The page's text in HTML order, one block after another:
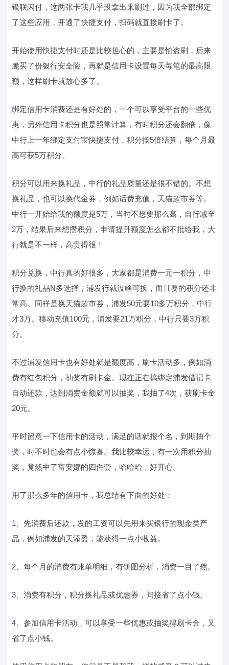
银联闪付，这两张卡我几乎没拿出来刷过，因为我全部绑定
了这些应用，开通了快捷支付，扫码就直接刷卡了。
开始使用快捷支付时还是比较担心的，主要是怕盗刷，后来
脆买了份银行安全险，再就是信用卡设置每天每笔的最高限
额，这样刷卡就放心多了。
绑定信用卡消费还是有好处的，一个可以享受平台的一些优
惠，另外信用卡积分也是照常计算，有时积分还会翻倍，像
中行上一年绑定支付宝快捷支付，积分按5倍结算，每个月最
高可获5万积分。
积分可以用来换礼品，中行的礼品质量还是很不错的。不想
换礼品，也可以换代金券，例如话费充值，天猫超市券等。
中行一开始给我的额度是5万，当时不想要那么高，自行减至
2万，结果后来想攒积分，申请提升额度怎么都不批给我，大
行就是不一样，高贵得很！
积分兑换，中行真的好很多，大家都是消费一元一积分，中
行换的礼品N多选择，浦发行就没啥可换，而且要的积分还非
常高。同样是换天猫超市券，浦发50元要10多万积分，中行
才3万。移动充值100元，浦发要21万积分，中行只要3万积
分。
不过浦发信用卡也有好处就是额度高，刷卡活动多，例如消
费有红包积分，抽奖有刷卡金。现在正在搞绑定浦发借记卡
自动还款，达到消费金额就可以抽奖，我抽了4次，获刷卡金
20元。
平时留意一下信用卡的活动，满足的话就报个名，到期抽个
奖，时不时也会有点小惊喜。我比较幸运，有一次用积分抽
奖，竟然中了富安娜的四件套，哈哈哈，好开心。
用了那么多年的信用卡，我总结有下面的好处：
1、先消费后还款，发的工资可以先用来买银行的现金类产
品，例如浦发的天添盈，能获得一点小收益。
2、每个月的消费有账单明细，有饼图分析，消费一目了然。
3、消费有积分，积分换礼品或优惠券，间接省了点小钱。
4、参加信用卡活动，可以享受一些优惠或抽奖得刷卡金，又
省了点小钱。